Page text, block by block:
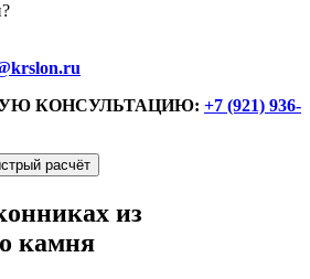
КОНСУЛЬТАЦИЮ: +7 (921) 936-
расчёт
из
камня